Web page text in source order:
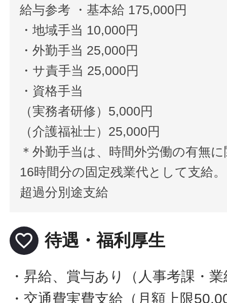
給与参考 ・基本給 175,000円
・地域手当 10,000円
・外勤手当 25,000円
・サ責手当 25,000円
・資格手当
（実務者研修）5,000円
（介護福祉士）25,000円
＊外勤手当は、時間外労働の有無
16時間分の固定残業代として支給。
超過分別途支給
favorite_border 待遇・福利厚生
・昇給、賞与あり（人事考課・
・交通費実費支給（月額上限